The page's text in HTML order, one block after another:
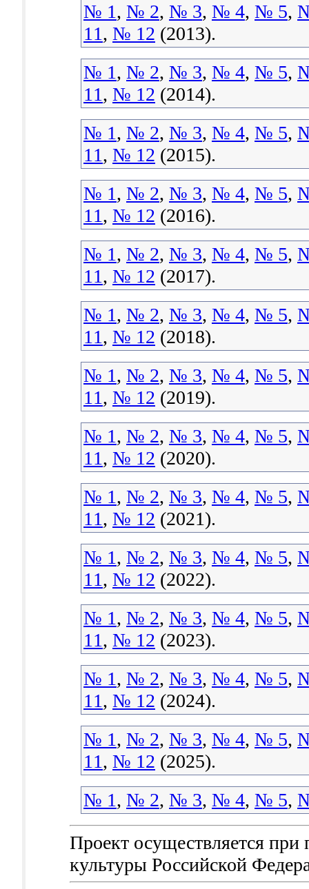
№ 1, № 2, № 3, № 4, № 5,
11, № 12 (2013).
№ 1, № 2, № 3, № 4, № 5,
11, № 12 (2014).
№ 1, № 2, № 3, № 4, № 5,
11, № 12 (2015).
№ 1, № 2, № 3, № 4, № 5,
11, № 12 (2016).
№ 1, № 2, № 3, № 4, № 5,
11, № 12 (2017).
№ 1, № 2, № 3, № 4, № 5,
11, № 12 (2018).
№ 1, № 2, № 3, № 4, № 5,
11, № 12 (2019).
№ 1, № 2, № 3, № 4, № 5,
11, № 12 (2020).
№ 1, № 2, № 3, № 4, № 5,
11, № 12 (2021).
№ 1, № 2, № 3, № 4, № 5,
11, № 12 (2022).
№ 1, № 2, № 3, № 4, № 5,
11, № 12 (2023).
№ 1, № 2, № 3, № 4, № 5,
11, № 12 (2024).
№ 1, № 2, № 3, № 4, № 5,
11, № 12 (2025).
№ 1, № 2, № 3, № 4, № 5,
Проект осуществляется
культуры Российской